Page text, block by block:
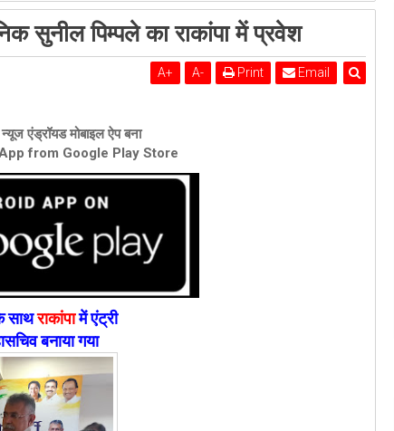
सुनील पिम्पले का राकांपा में प्रवेश
A+ A- Print Email
एंड्रॉयड मोबाइल ऐप बना
from Google Play Store
साथराकांपामें एंट्री
बनाया गया